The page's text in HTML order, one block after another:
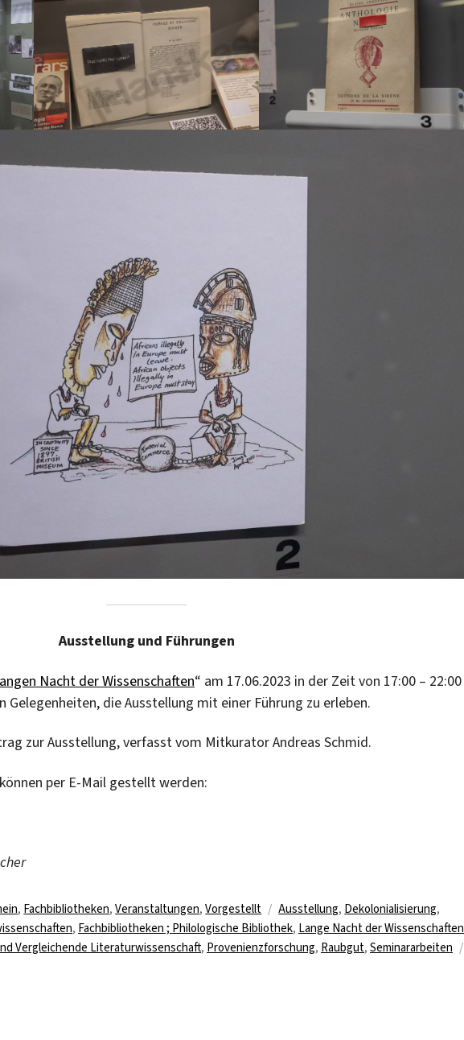
Ausstellung und Führungen
Nacht der Wissenschaften“ am 17.06.2023 in der Zeit von 17:00 – 22:00
die Ausstellung mit einer Führung zu erleben.
zur Ausstellung, verfasst vom Mitkurator Andreas Schmid.
per E-Mail gestellt werden:
, Fachbibliotheken,Veranstaltungen,Vorgestellt Schlagwörter
Ausstellung, Dekolonialisierung,
, Fachbibliotheken ; Philologische Bibliothek, Lange Nacht der Wissenschaften
Vergleichende Literaturwissenschaft, Provenienzforschung, Raubgut, Seminararbeiten